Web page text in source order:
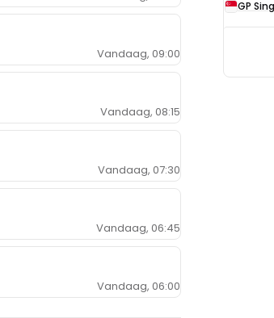
Vandaag, 09:00
Vandaag, 08:15
Vandaag, 07:30
Vandaag, 06:45
Vandaag, 06:00
GP